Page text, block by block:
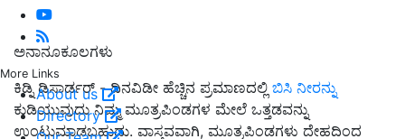
More Links
About us
Directory
ಅನಾನೂಕೂಲಗಳು
ಕಿಡ್ನಿ ಡಿಸಾರ್ಡರ್ - ದಿನವಿಡೀ ಹೆಚ್ಚಿನ ಪ್ರಮಾಣದಲ್ಲಿ ಬಿಸಿ ನೀರನ್ನು
ಕುಡಿಯುವುದು ನಿಮ್ಮ ಮೂತ್ರಪಿಂಡಗಳ ಮೇಲೆ ಒತ್ತಡವನ್ನು
ಉಂಟುಮಾಡಬಹುದು. ವಾಸ್ತವವಾಗಿ, ಮೂತ್ರಪಿಂಡಗಳು ದೇಹದಿಂದ